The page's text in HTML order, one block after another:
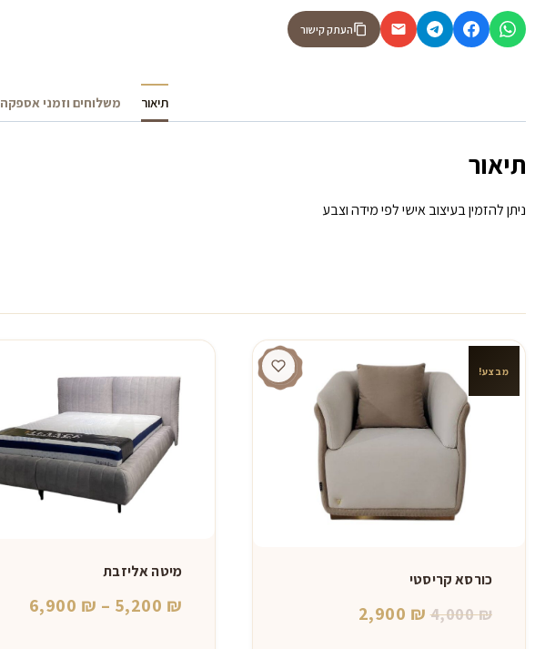
העתק קישור
תיאור משלוחים וזמני אספקה
תיאור
ניתן להזמין בעיצוב אישי לפי מידה וצבע
מבצע!
כורסא קריסטי
4,000₪
המחיר
2,900 ₪
מיטה אליזבת
5,200 ₪
–
6,900 ₪